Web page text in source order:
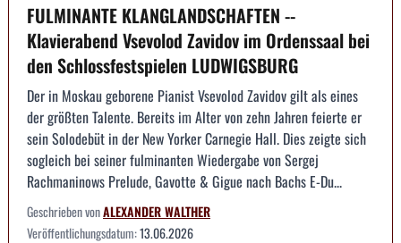
FULMINANTE KLANGLANDSCHAFTEN --
Klavierabend Vsevolod Zavidov im Ordenssaal bei
den Schlossfestspielen LUDWIGSBURG
Der in Moskau geborene Pianist Vsevolod Zavidov gilt als eines
der größten Talente. Bereits im Alter von zehn Jahren feierte er
sein Solodebüt in der New Yorker Carnegie Hall. Dies zeigte sich
sogleich bei seiner fulminanten Wiedergabe von Sergej
Rachmaninows Prelude, Gavotte & Gigue nach Bachs E-Du...
Geschrieben vonALEXANDER WALTHER
Veröffentlichungsdatum:13.06.2026